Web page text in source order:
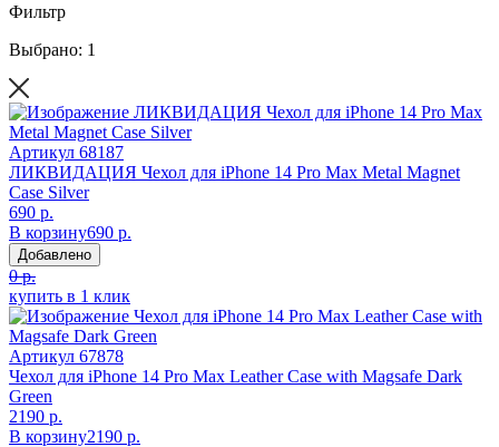
Фильтр
Выбрано: 1
Артикул 68187
ЛИКВИДАЦИЯ Чехол для iPhone 14 Pro Max Metal Magnet
Case Silver
690 р.
В корзину690 р.
Добавлено
0 р.
купить в 1 клик
Артикул 67878
Чехол для iPhone 14 Pro Max Leather Case with Magsafe Dark
Green
2190 р.
В корзину2190 р.